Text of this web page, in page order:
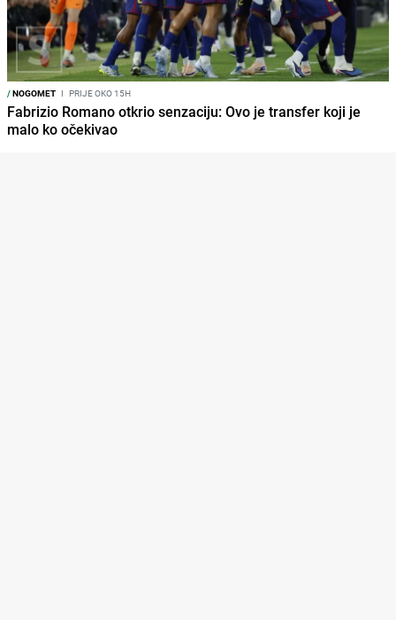
/NOGOMET I PRIJE OKO 15H
Fabrizio Romano otkrio senzaciju: Ovo je transfer koji je
malo ko očekivao